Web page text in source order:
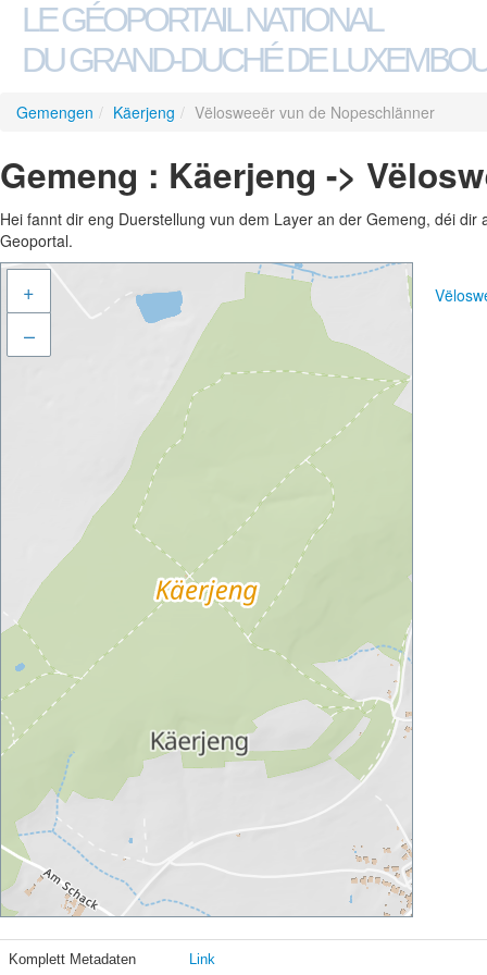
LE GÉOPORTAIL NATIONAL
DU GRAND-DUCHÉ DE
Gemengen / Käerjeng / Vëlosweeër vun de Nopeschlänner
Gemeng : Käerjeng ->
Hei fannt dir eng Duerstellung vun dem Layer an der Gemeng, déi
Geoportal.
+
–
Komplett Metadaten Link